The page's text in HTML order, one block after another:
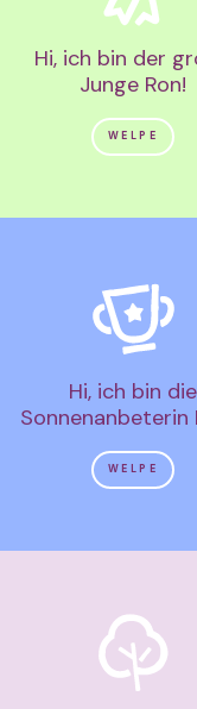
Hi, ich bin der
Junge Ron!
WELPE
Hi, ich bin die
Sonnenanbeterin
WELPE